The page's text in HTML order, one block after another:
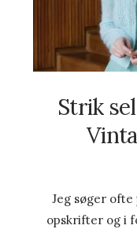
Strik
Jeg søger
opskrifter og i